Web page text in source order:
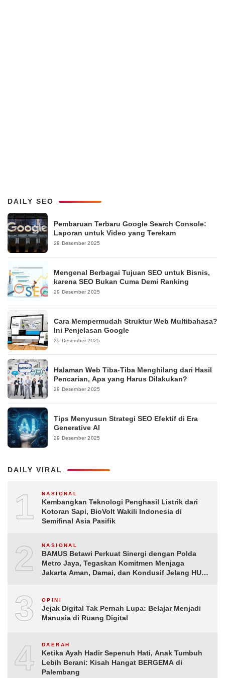
DAILY SEO
Pembaruan Terbaru Google Search Console:
Laporan untuk Video yang Terekam
29 Desember 2025
Mengenal Berbagai Tujuan SEO untuk Bisnis,
karena SEO Bukan Cuma Demi Ranking
29 Desember 2025
Cara Mempermudah Struktur Web Multibahasa?
Ini Penjelasan Google
29 Desember 2025
Halaman Web Tiba-Tiba Menghilang dari Hasil
Pencarian, Apa yang Harus Dilakukan?
29 Desember 2025
Tips Menyusun Strategi SEO Efektif di Era
Generative AI
29 Desember 2025
DAILY VIRAL
1 NASIONAL
Kembangkan Teknologi Penghasil Listrik dari
Kotoran Sapi, BioVolt Wakili Indonesia di
Semifinal Asia Pasifik
2 NASIONAL
BAMUS Betawi Perkuat Sinergi dengan Polda
Metro Jaya, Tegaskan Komitmen Menjaga
Jakarta Aman, Damai, dan Kondusif Jelang HUT
3 OPINI
Jejak Digital Tak Pernah Lupa: Belajar Menjadi
Manusia di Ruang Digital
4 DAERAH
Ketika Ayah Hadir Sepenuh Hati, Anak Tumbuh
Lebih Berani: Kisah Hangat BERGEMA di
Palembang